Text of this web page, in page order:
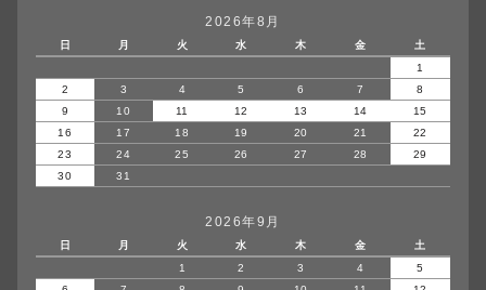
2026年8月
日 月 火 水 木 金
土
1
2
3 4 5 6 7
8
9
10 11 12 13 14
15
16
17 18 19 20 21
22
23
24 25 26 27 28
29
30
31
2026年9月
日 月 火 水 木 金
土
1
2 3 4
5